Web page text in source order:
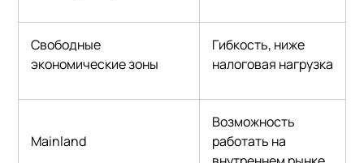
Свободные
экономические зоны
Гибкость, ниже
налоговая нагрузка
Mainland
Возможность
работать на